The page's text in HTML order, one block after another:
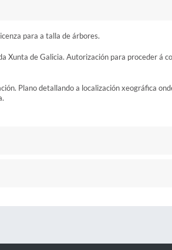
para a talla de árbores.
Xunta de Galicia. Autorización para proceder á
Plano detallando a localización xeográfica